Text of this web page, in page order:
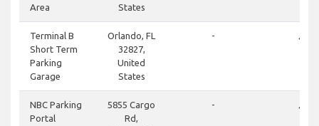
Area
States
Terminal B
Short Term
Parking
Garage
Orlando, FL
32827,
United
States
- done
NBC Parking
Portal
5855 Cargo
Rd,
- done